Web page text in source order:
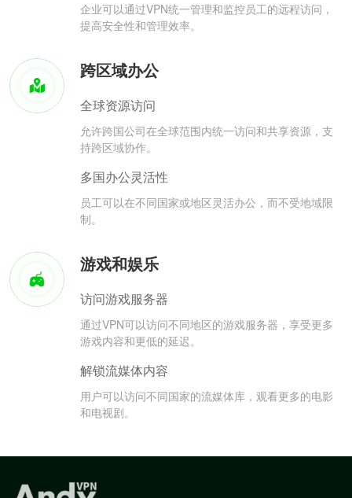
企业可以通过VPN统一管理和监控员工的远程访问，
提高安全性和管理效率。
跨区域办公
全球资源访问
允许跨国公司在全球范围内统一访问和共享资源，支
持跨区域协作。
多国办公灵活性
员工可以在不同国家或地区灵活办公，而不受地域限
制。
游戏和娱乐
访问游戏服务器
通过VPN可以访问不同地区的游戏服务器，享受更多
游戏内容和更低的延迟。
解锁流媒体内容
用户可以访问不同国家的流媒体库，观看更多的电影
和电视剧。